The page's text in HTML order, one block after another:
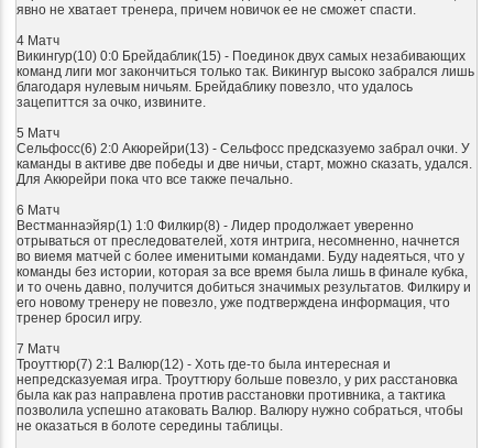
явно не хватает тренера, причем новичок ее не сможет спасти.
4 Матч
Викингур(10) 0:0 Брейдаблик(15) - Поединок двух самых незабивающих
команд лиги мог закончиться только так. Викингур высоко забрался лишь
благодаря нулевым ничьям. Брейдаблику повезло, что удалось
зацепиттся за очко, извините.
5 Матч
Сельфосс(6) 2:0 Акюрейри(13) - Сельфосс предсказуемо забрал очки. У
каманды в активе две победы и две ничьи, старт, можно сказать, удался.
Для Акюрейри пока что все также печально.
6 Матч
Вестманнаэйяр(1) 1:0 Филкир(8) - Лидер продолжает уверенно
отрываться от преследователей, хотя интрига, несомненно, начнется
во виемя матчей с более именитыми командами. Буду надеяться, что у
команды без истории, которая за все время была лишь в финале кубка,
и то очень давно, получится добиться значимых результатов. Филкиру и
его новому тренеру не повезло, уже подтверждена информация, что
тренер бросил игру.
7 Матч
Троуттюр(7) 2:1 Валюр(12) - Хоть где-то была интересная и
непредсказуемая игра. Троуттюру больше повезло, у рих расстановка
была как раз направлена против расстановки противника, а тактика
позволила успешно атаковать Валюр. Валюру нужно собраться, чтобы
не оказаться в болоте середины таблицы.